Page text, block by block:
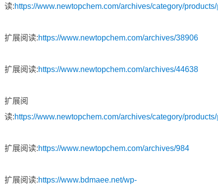
读:https://www.newtopchem.com/archives/category/products/
扩展阅读:https://www.newtopchem.com/archives/38906
扩展阅读:https://www.newtopchem.com/archives/44638
扩展阅
读:https://www.newtopchem.com/archives/category/products/
扩展阅读:https://www.newtopchem.com/archives/984
扩展阅读:https://www.bdmaee.net/wp-